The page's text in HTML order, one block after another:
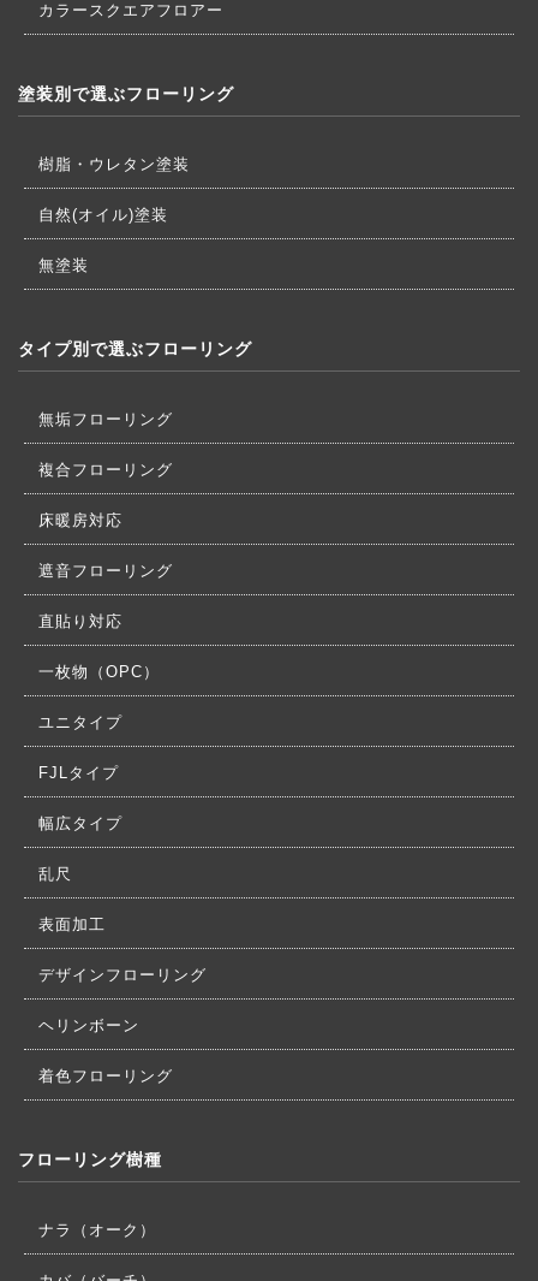
カラースクエアフロアー
塗装別で選ぶフローリング
樹脂・ウレタン塗装
自然(オイル)塗装
無塗装
タイプ別で選ぶフローリング
無垢フローリング
複合フローリング
床暖房対応
遮音フローリング
直貼り対応
一枚物（OPC）
ユニタイプ
FJLタイプ
幅広タイプ
乱尺
表面加工
デザインフローリング
ヘリンボーン
着色フローリング
フローリング樹種
ナラ（オーク）